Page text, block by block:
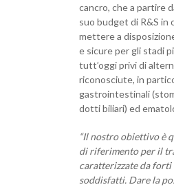
cancro, che a partire
suo budget di R&S in
mettere a
e sicure per gli stadi
tutt’oggi privi di
riconosciute, in
gastrointestinali
dotti biliari) ed
“Il nostro obiettivo è
di riferimento per il
caratterizzate da
soddisfatti. Dare la